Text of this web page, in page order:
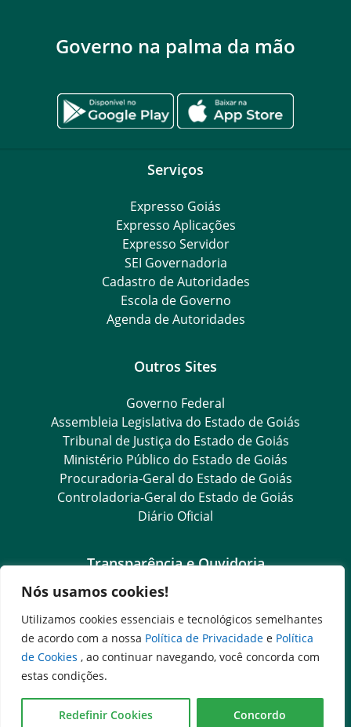
Nós usamos cookies!
Utilizamos cookies essenciais e tecnológicos semelhantes
de acordo com a nossa Política de Privacidade e Política
de Cookies , ao continuar navegando, você concorda com
estas condições.
Redefinir Cookies Concordo
Governo na palma da mão
Serviços
Expresso Goiás
Expresso Aplicações
Expresso Servidor
SEI Governadoria
Cadastro de Autoridades
Escola de Governo
Agenda de Autoridades
Outros Sites
Governo Federal
Assembleia Legislativa do Estado de Goiás
Tribunal de Justiça do Estado de Goiás
Ministério Público do Estado de Goiás
Procuradoria-Geral do Estado de Goiás
Controladoria-Geral do Estado de Goiás
Diário Oficial
Transparência e Ouvidoria
LGPD
Goiás Transparência
Dados Abertos Goiás
SIC – Serviço de Informação ao Cidadão
e-SIC – Serviço Eletrônico de Informação ao Cidadão
Ouvidoria Setorial (Expresso)
Ouvidoria Setorial (Presencial)